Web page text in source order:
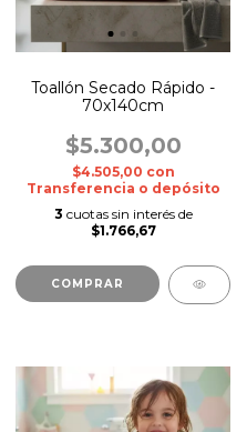
Toallón Secado Rápido -
70x140cm
$5.300,00
$4.505,00 con
Transferencia o depósito
3 cuotas sin interés de
$1.766,67
COMPRAR